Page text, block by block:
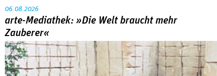
06.08.2026
arte-Mediathek: »Die Welt braucht mehr
Zauberer«